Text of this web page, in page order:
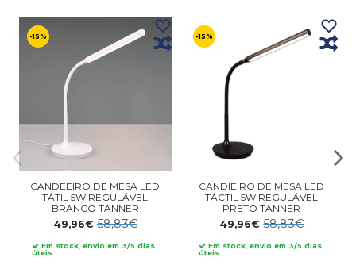
-15%
CANDEEIRO DE MESA LED
TÁTIL 5W REGULÁVEL
BRANCO TANNER
49,96€58,83€
Em stock, envio em 3/5 dias
úteis
-15%
CANDIEIRO DE MESA LED
TÁCTIL 5W REGULÁVEL
PRETO TANNER
49,96€58,83€
Em stock, envio em 3/5 dias
úteis